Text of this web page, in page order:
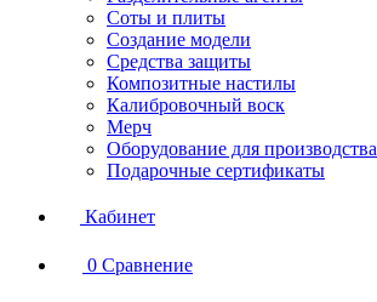
Соты и плиты
Создание модели
Средства защиты
Композитные настилы
Калибровочный воск
Мерч
Оборудование для производства
Подарочные сертификаты
Кабинет
0 Сравнение